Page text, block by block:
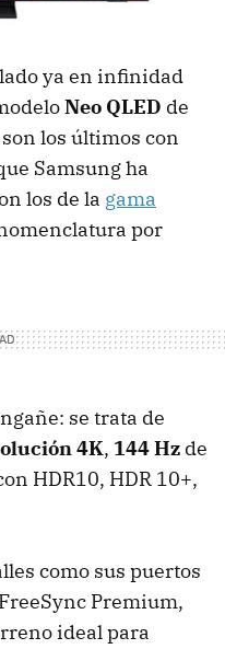
ya en infinidad
Neo QLED de
los últimos con
Samsung ha
los de la gama
por
se trata de
4K, 144 Hz de
HDR10, HDR 10+,
como sus puertos
Premium,
ideal para